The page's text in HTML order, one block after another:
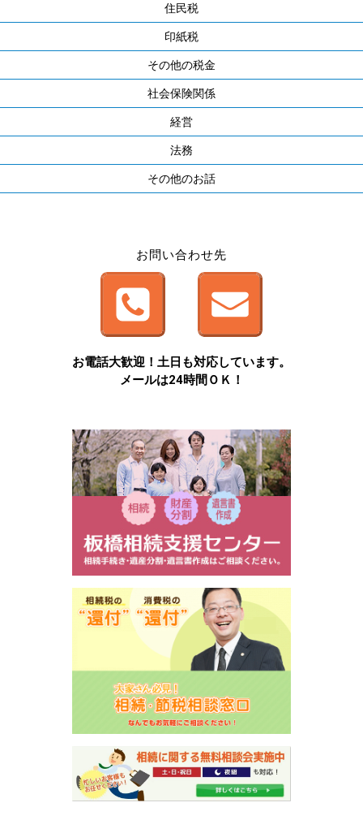
住民税
印紙税
その他の税金
社会保険関係
経営
法務
その他のお話
お問い合わせ先
お電話大歓迎！土日も対応しています。
メールは24時間ＯＫ！